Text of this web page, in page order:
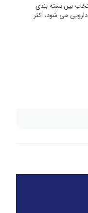
بین بسته بندی
می شود، اکثر